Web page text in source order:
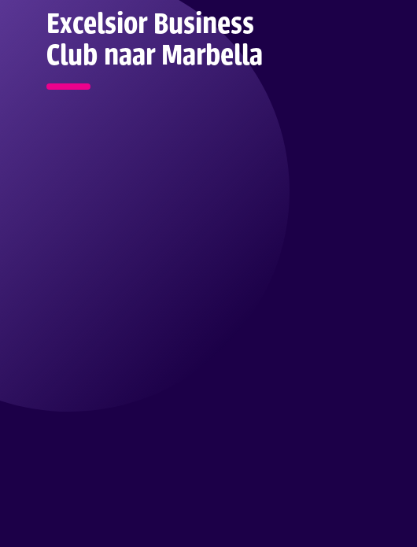
Excelsior Business
Club naar Marbella